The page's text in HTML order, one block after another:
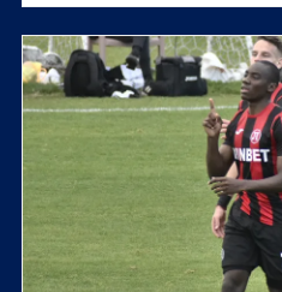
основната фаза на Лига